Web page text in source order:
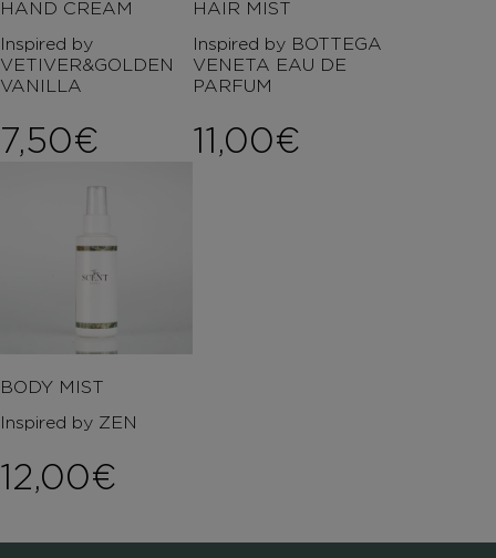
HAND CREAM
Inspired by
VETIVER&GOLDEN
VANILLA
7,50€
HAIR MIST
Inspired by BOTTEGA
VENETA EAU DE
PARFUM
11,00€
BODY MIST
Inspired by ZEN
12,00€